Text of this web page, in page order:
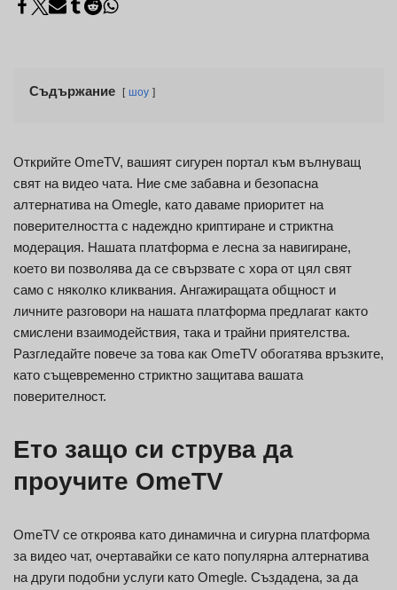
Съдържание шоу
Открийте OmeTV, вашият сигурен портал към вълнуващ
свят на видео чата. Ние сме забавна и безопасна
алтернатива на Omegle, като даваме приоритет на
поверителността с надеждно криптиране и стриктна
модерация. Нашата платформа е лесна за навигиране,
което ви позволява да се свързвате с хора от цял свят
само с няколко кликвания. Ангажиращата общност и
личните разговори на нашата платформа предлагат както
смислени взаимодействия, така и трайни приятелства.
Разгледайте повече за това как OmeTV обогатява връзките,
като същевременно стриктно защитава вашата
поверителност.
Ето защо си струва да
проучите OmeTV
OmeTV се откроява като динамична и сигурна платформа
за видео чат, очертавайки се като популярна алтернатива
на други подобни услуги като Omegle. Създадена, за да